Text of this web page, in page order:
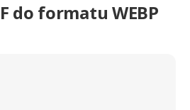
do formatu WEBP